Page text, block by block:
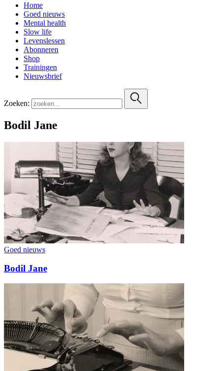
Home
Goed nieuws
Mental health
Slow life
Levenslessen
Abonneren
Shop
Trainingen
Nieuwsbrief
Zoeken:
Bodil Jane
Goed nieuws
Bodil Jane